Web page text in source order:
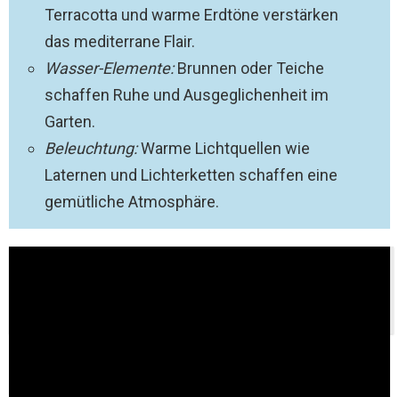
Terracotta und warme Erdtöne verstärken
das mediterrane Flair.
Wasser-Elemente:Brunnen oder Teiche
schaffen Ruhe und Ausgeglichenheit im
Garten.
Beleuchtung:Warme Lichtquellen wie
Laternen und Lichterketten schaffen eine
gemütliche Atmosphäre.